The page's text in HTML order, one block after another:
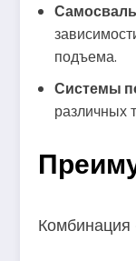
подъема.
Системы
различных
Комбинация